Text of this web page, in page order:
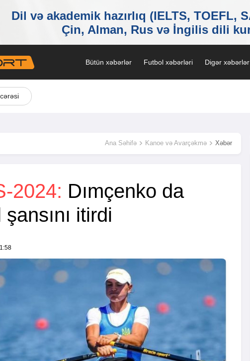
Bütün xəbərlər Futbol xəbərləri Digər xəbərlər
Ana Səhifə Kanoe və Avarçəkmə Xəbər
2024: Dımçenko da
itirdi